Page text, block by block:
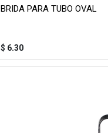
BRIDA PARA TUBO OVAL
$ 6.30